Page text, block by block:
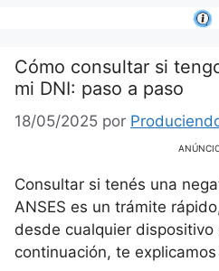
contenido
Cómo consultar si
mi DNI: paso a paso
18/05/2025 por
Consultar si tenés una
ANSES es un trámite
desde cualquier dispositivo
continuación, te